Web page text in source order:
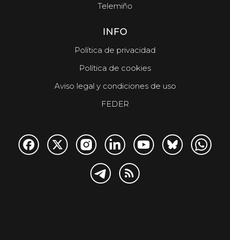
Telemiño
INFO
Política de privacidad
Política de cookies
Aviso legal y condiciones de uso
FEDER